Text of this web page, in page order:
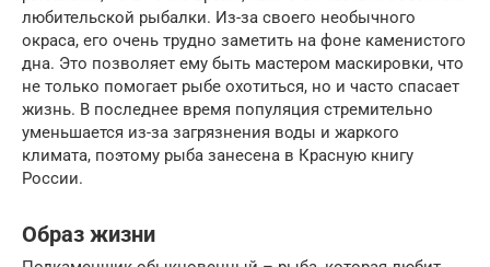
любительской рыбалки. Из-за своего необычного
окраса, его очень трудно заметить на фоне каменистого
дна. Это позволяет ему быть мастером маскировки, что
не только помогает рыбе охотиться, но и часто спасает
жизнь. В последнее время популяция стремительно
уменьшается из-за загрязнения воды и жаркого
климата, поэтому рыба занесена в Красную книгу
России.
Образ жизни